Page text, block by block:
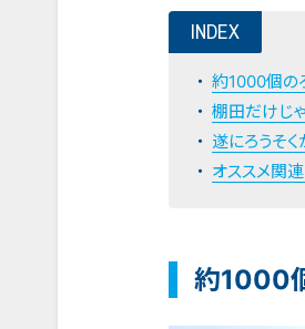
INDEX
約1000個の
棚田だけじ
遂にろうそ
オススメ関
約1000